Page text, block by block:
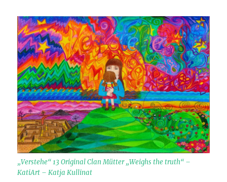
„Verstehe“ 13 Original Clan Mütter „Weighs the truth“ –
KatiArt – Katja Kullinat